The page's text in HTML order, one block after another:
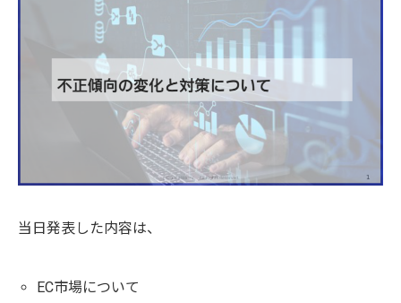
当日発表した内容は、
EC市場について